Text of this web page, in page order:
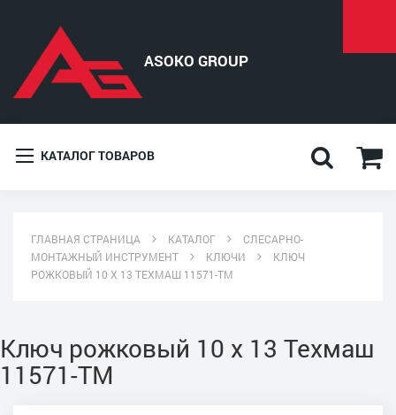
КАТАЛОГ ТОВАРОВ
ГЛАВНАЯ СТРАНИЦА КАТАЛОГ
СЛЕСАРНО-
МОНТАЖНЫЙ ИНСТРУМЕНТ
КЛЮЧИ
КЛЮЧ
РОЖКОВЫЙ 10 Х 13 ТЕХМАШ 11571-ТМ
Ключ рожковый 10 х 13 Техмаш
11571-ТМ